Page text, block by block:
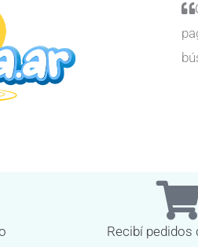
Recibí pedidos